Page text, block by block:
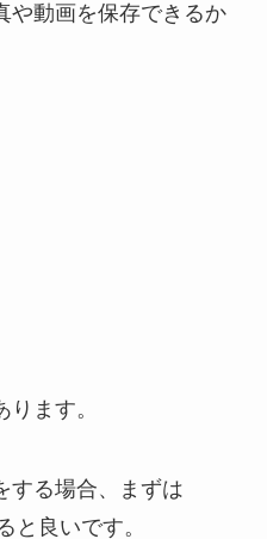
や動画を保存できるか
ます。
する場合、まずは
と良いです。